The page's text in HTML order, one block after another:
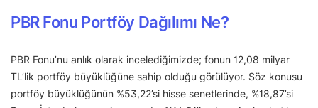
PBR Fonu Portföy Dağılımı Ne?
PBR Fonu’nu anlık olarak incelediğimizde; fonun 12,08 milyar
TL’lik portföy büyüklüğüne sahip olduğu görülüyor. Söz konusu
portföy büyüklüğünün %53,22’si hisse senetlerinde, %18,87’si